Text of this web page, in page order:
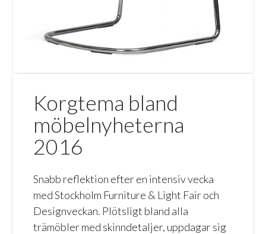
Korgtema bland
möbelnyheterna
2016
Snabb reflektion efter en intensiv vecka
med Stockholm Furniture & Light Fair och
Designveckan. Plötsligt bland alla
trämöbler med skinndetaljer, uppdagar sig